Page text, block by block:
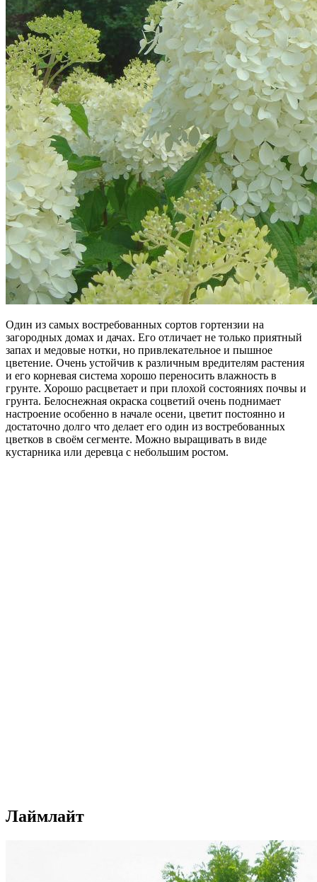
Один из самых востребованных сортов гортензии на
загородных домах и дачах. Его отличает не только приятный
запах и медовые нотки, но привлекательное и пышное
цветение. Очень устойчив к различным вредителям растения
и его корневая система хорошо переносить влажность в
грунте. Хорошо расцветает и при плохой состояниях почвы и
грунта. Белоснежная окраска соцветий очень поднимает
настроение особенно в начале осени, цветит постоянно и
достаточно долго что делает его один из востребованных
цветков в своём сегменте. Можно выращивать в виде
кустарника или деревца с небольшим ростом.
Лаймлайт